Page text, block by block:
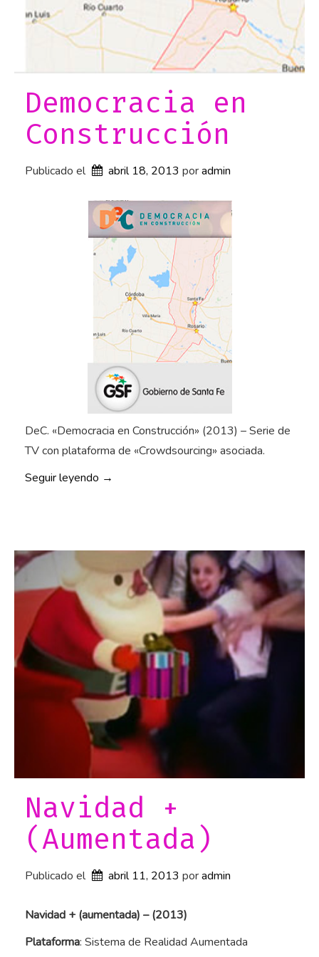
C
r
t
z
a
»
Democracia en
Construcción
Publicado el abril 18, 2013 por admin
DeC. «Democracia en Construcción» (2013) – Serie de
TV con plataforma de «Crowdsourcing» asociada.
Seguir leyendo «
c
r
a
c
i
a
e
n
C
o
n
s
t
r
c
i
ó
→
Navidad +
(Aumentada)
Publicado el abril 11, 2013 por admin
Navidad + (aumentada) – (2013)
Plataforma: Sistema de Realidad Aumentada